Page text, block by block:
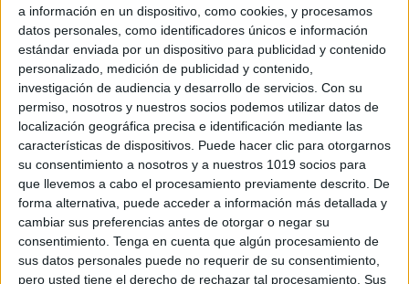
a información en un dispositivo, como cookies, y procesamos
datos personales, como identificadores únicos e información
estándar enviada por un dispositivo para publicidad y contenido
personalizado, medición de publicidad y contenido,
investigación de audiencia y desarrollo de servicios. Con su
permiso, nosotros y nuestros socios podemos utilizar datos de
localización geográfica precisa e identificación mediante las
características de dispositivos. Puede hacer clic para otorgarnos
su consentimiento a nosotros y a nuestros 1019 socios para
que llevemos a cabo el procesamiento previamente descrito. De
forma alternativa, puede acceder a información más detallada y
cambiar sus preferencias antes de otorgar o negar su
consentimiento. Tenga en cuenta que algún procesamiento de
sus datos personales puede no requerir de su consentimiento,
pero usted tiene el derecho de rechazar tal procesamiento. Sus
Juegos para Jugar en Familia este Verano
Publicado el 19 julio, 2025
¿Buscas un plan perfecto para este verano? Los
juegos de mesa en familia son la excusa ideal para
reír, compartir y crear recuerdos inolvidables juntos. Ya
sea una tarde calurosa, […]
SEGUIR LEYENDO